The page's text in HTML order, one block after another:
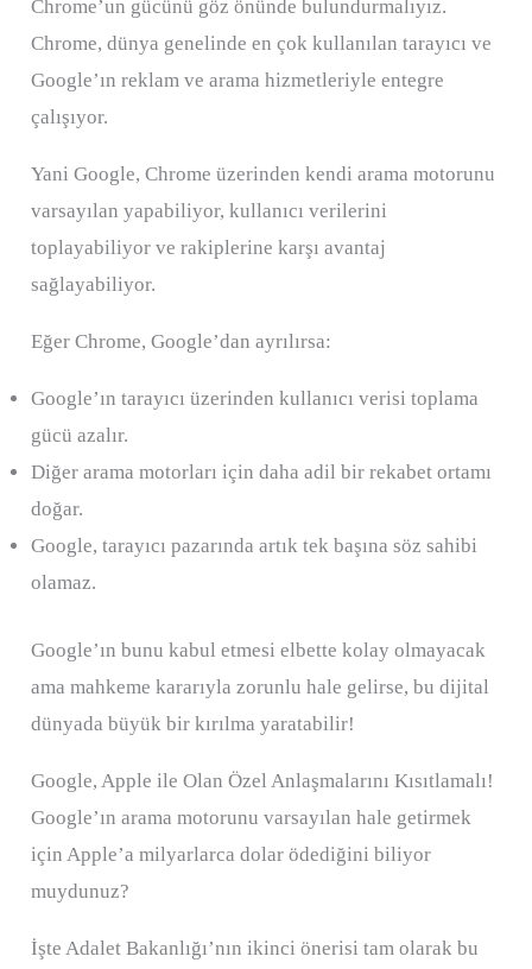
Chrome’un gücünü göz önünde bulundurmalıyız.
Chrome, dünya genelinde en çok kullanılan tarayıcı ve
Google’ın reklam ve arama hizmetleriyle entegre
çalışıyor.
Yani Google, Chrome üzerinden kendi arama motorunu
varsayılan yapabiliyor, kullanıcı verilerini
toplayabiliyor ve rakiplerine karşı avantaj
sağlayabiliyor.
Eğer Chrome, Google’dan ayrılırsa:
Google’ın tarayıcı üzerinden kullanıcı verisi toplama
gücü azalır.
Diğer arama motorları için daha adil bir rekabet ortamı
doğar.
Google, tarayıcı pazarında artık tek başına söz sahibi
olamaz.
Google’ın bunu kabul etmesi elbette kolay olmayacak
ama mahkeme kararıyla zorunlu hale gelirse, bu dijital
dünyada büyük bir kırılma yaratabilir!
Google, Apple ile Olan Özel Anlaşmalarını Kısıtlamalı!
Google’ın arama motorunu varsayılan hale getirmek
için Apple’a milyarlarca dolar ödediğini biliyor
muydunuz?
İşte Adalet Bakanlığı’nın ikinci önerisi tam olarak bu